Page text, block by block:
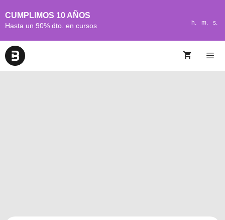
CUMPLIMOS 10 AÑOS
Hasta un 90% dto. en cursos h. m. s.